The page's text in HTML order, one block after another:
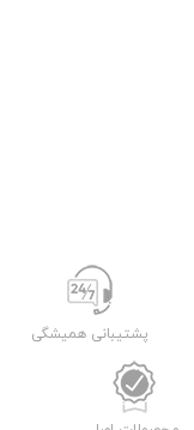
پشتیبانی همیشگی